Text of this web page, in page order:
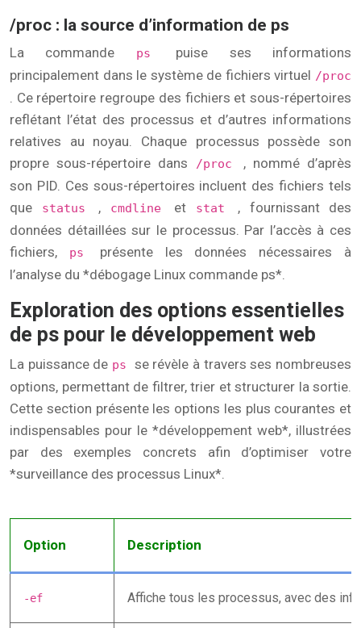
/proc : la source d’information de ps
La commande ps puise ses informations
principalement dans le système de fichiers virtuel /proc
. Ce répertoire regroupe des fichiers et sous-répertoires
reflétant l’état des processus et d’autres informations
relatives au noyau. Chaque processus possède son
propre sous-répertoire dans
/proc , nommé d’après
son PID. Ces sous-répertoires incluent des fichiers tels
que
status , cmdline et stat , fournissant des
données détaillées sur le processus. Par l’accès à ces
fichiers,
ps présente les données nécessaires à
l’analyse du *débogage Linux commande ps*.
Exploration des options essentielles
de ps pour le développement web
La puissance de ps se révèle à travers ses nombreuses
options, permettant de filtrer, trier et structurer la sortie.
Cette section présente les options les plus courantes et
indispensables pour le *développement web*, illustrées
par des exemples concrets afin d’optimiser votre
*surveillance des processus Linux*.
Option Description
-ef Affiche tous les processus, avec des